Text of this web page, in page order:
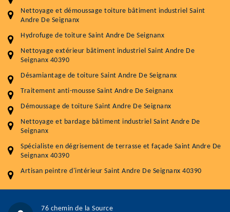
Nettoyage et démoussage toiture bâtiment industriel Saint
Andre De Seignanx
Hydrofuge de toiture Saint Andre De Seignanx
Nettoyage extérieur bâtiment industriel Saint Andre De
Seignanx 40390
Désamiantage de toiture Saint Andre De Seignanx
Traitement anti-mousse Saint Andre De Seignanx
Démoussage de toiture Saint Andre De Seignanx
Nettoyage et bardage bâtiment industriel Saint Andre De
Seignanx
Spécialiste en dégrisement de terrasse et façade Saint Andre De
Seignanx 40390
Artisan peintre d'intérieur Saint Andre De Seignanx 40390
76 chemin de la Source
Entretenir votre toiture, c'est préserver sa
Plus de 15 ans d'expérience en couverture et facade
Service
Nettoyageb toiture
Démoussage toiture
Traitement hydrofuge toiture
Prix au m²
9 € / m²
Artisant local recommander